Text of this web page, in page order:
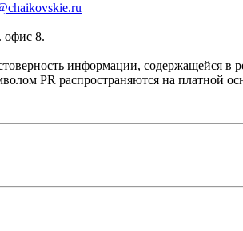
офис 8.
информации, содержащейся
PR распространяются на платной